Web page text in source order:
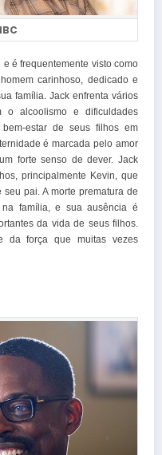
é frequentemente visto como
carinhoso, dedicado e
família. Jack enfrenta vários
o alcoolismo e dificuldades
estar de seus filhos em
é marcada pelo amor
forte senso de dever. Jack
principalmente Kevin, que
pai. A morte prematura de
família, e sua ausência é
da vida de seus filhos.
da força que muitas vezes